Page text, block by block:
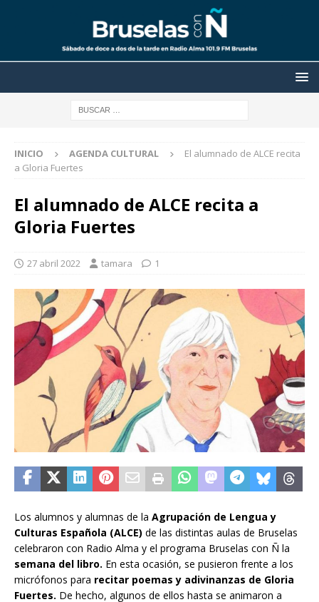
INICIO AGENDA CULTURAL
El alumnado de ALCE recita
a Gloria Fuertes
El alumnado de ALCE recita a
Gloria Fuertes
27 abril 2022 tamara 1
Los alumnos y alumnas de la Agrupación de Lengua y
Culturas Española (ALCE) de las distintas aulas de Bruselas
celebraron con Radio Alma y el programa Bruselas con Ñ la
semana del libro. En esta ocasión, se pusieron frente a los
micrófonos para recitar poemas y adivinanzas de Gloria
Fuertes. De hecho, algunos de ellos hasta se animaron a